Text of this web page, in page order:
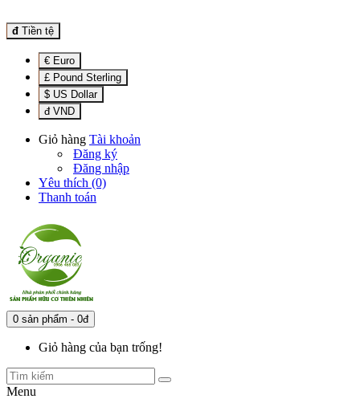
đ Tiền tệ
€ Euro
£ Pound Sterling
$ US Dollar
đ VND
Giỏ hàng Tài khoản
Đăng ký
Đăng nhập
Yêu thích (0)
Thanh toán
0 sản phẩm - 0đ
Giỏ hàng của bạn trống!
Menu